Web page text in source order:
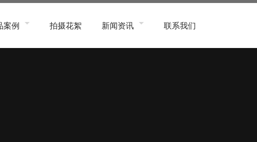
案例
饰、工程、商业、航拍类
拍摄花絮 新闻资讯 联系我们